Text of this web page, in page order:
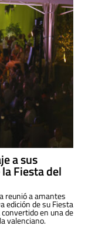
a sus
Fiesta del
reunió a amantes
edición de su Fiesta
convertido en una de
valenciano.